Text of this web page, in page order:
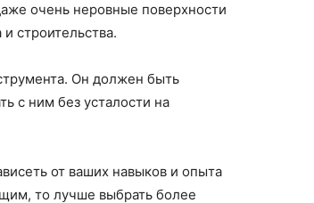
очень неровные поверхности
строительства.
Он должен быть
с ним без усталости на
от ваших навыков и опыта
то лучше выбрать более